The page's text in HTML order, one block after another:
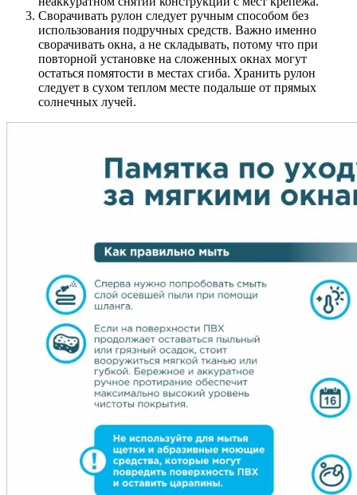
Сворачивать рулон следует ручным способом без
использования подручных средств. Важно именно
сворачивать окна, а не складывать, потому что при
повторной установке на сложенных окнах могут
остаться помятости в местах сгиба. Хранить рулон
следует в сухом теплом месте подальше от прямых
солнечных лучей.